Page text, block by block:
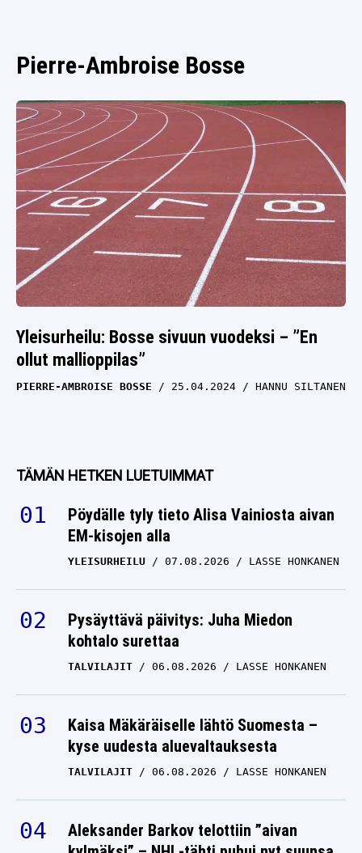
Pierre-Ambroise Bosse
Yleisurheilu: Bosse sivuun vuodeksi – ”En
ollut mallioppilas”
PIERRE-AMBROISE BOSSE 25.04.2024 HANNU SILTANEN
TÄMÄN HETKEN LUETUIMMAT
Pöydälle tyly tieto Alisa Vainiosta aivan
EM-kisojen alla
YLEISURHEILU 07.08.2026 LASSE HONKANEN
Pysäyttävä päivitys: Juha Miedon
kohtalo surettaa
TALVILAJIT 06.08.2026 LASSE HONKANEN
Kaisa Mäkäräiselle lähtö Suomesta –
kyse uudesta aluevaltauksesta
TALVILAJIT 06.08.2026 LASSE HONKANEN
Aleksander Barkov telottiin ”aivan